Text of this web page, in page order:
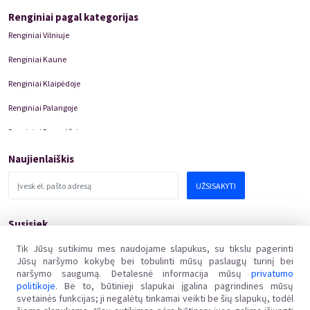
Tik Jūsų sutikimu mes naudojame slapukus, su tikslu pagerinti
Jūsų naršymo kokybę bei tobulinti mūsų paslaugų turinį bei
naršymo saugumą. Detalesnė informacija mūsų privatumo
politikoje. Be to, būtinieji slapukai įgalina pagrindines mūsų
svetainės funkcijas; ji negalėtų tinkamai veikti be šių slapukų, todėl
Renginiai pagal kategorijas
Renginiai Vilniuje
Renginiai Kaune
Renginiai Klaipėdoje
Renginiai Palangoje
Renginiai Panevėžyje
Domino Teatro Spektakliai
Naujienlaiškis
UŽSISAKYTI
Susisiek
Adresas:Žalgirio g.135, LT-08217 Vilnius
Įmonės kodas:304769369
PVM mokėtojo kodas :LT100011648218